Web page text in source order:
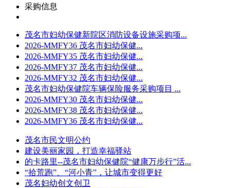
采购信息
茂名市妇幼保健新院区消防设备设施采购项...
2026-MMFY36 茂名市妇幼保健...
2026-MMFY35 茂名市妇幼保健...
2026-MMFY37 茂名市妇幼保健...
2026-MMFY32 茂名市妇幼保健...
茂名市妇幼保健院车辆保险服务采购项目 ...
2026-MMFY30 茂名市妇幼保健...
2026-MMFY38 茂名市妇幼保健...
2026-MMFY36 茂名市妇幼保健...
茂名市民文明公约
建设美丽家园，打造幸福驿站
的卡路里--茂名市妇幼保健院“健康万步行”活...
“拾荒跑”、“河小青”，让城市变得更好
茂名妇幼创文创卫